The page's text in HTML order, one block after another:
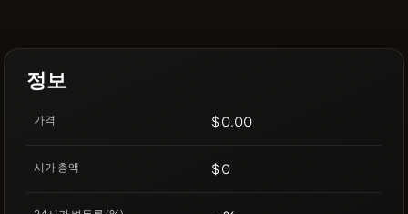
정보
가격 $ 0.00
시가 총액 $ 0